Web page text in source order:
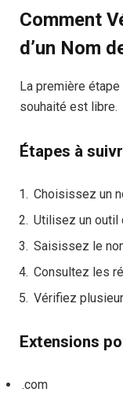
Comment
d’un Nom
La première
souhaité est libre.
Étapes à
Choisissez un
Utilisez un outil
Saisissez le
Consultez les
Vérifiez
Extensions
.com